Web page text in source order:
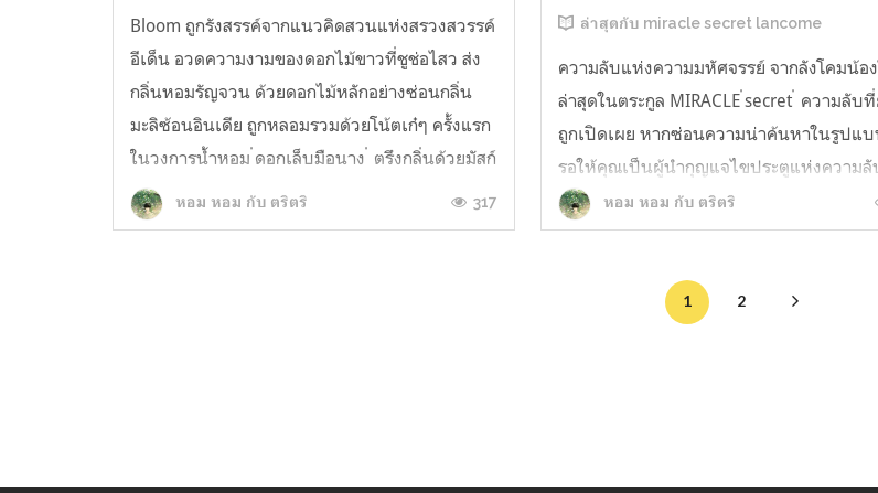
Bloom ถูกรังสรรค์จากแนวคิดสวนแห่งสรวงสวรรค์
อีเด็น อวดความงามของดอกไม้ขาวที่ชูช่อไสว ส่ง
กลิ่นหอมรัญจวน ด้วยดอกไม้หลักอย่างซ่อนกลิ่น
มะลิซ้อนอินเดีย ถูกหลอมรวมด้วยโน้ตเก๋ๆ ครั้งแรก
ในวงการน้ำหอม ่ดอกเล็บมือนาง ่ ตรึงกลิ่นด้วยมัสก์
ตามขนบแบบโบราณด้วยชะมดเช็ด ด้วยแรง
บันดาลใจที่ว่าผู้หญิงมีแตกต่าง มีค...
หอม หอม กับ ตริตริ 317
ล่าสุดกับ miracle secret lancome
ความลับแห่งความมหัศจรรย์ จากลังโคมน้อ
ล่าสุดในตระกูล MIRACLE ่secret ่ ความลับ
ถูกเปิดเผย หากซ่อนความน่าค้นหาในรูปแ
รอให้คุณเป็นผู้นำกุญแจไขประตูแห่งความ
พบความมหัศจรรย์กับทุกๆวันในชีวิตด้วยคว
หอมหวานละมุน สัมผัสใหม่ของความหอมใ
หอม หอม กับ ตริตริ
1 2